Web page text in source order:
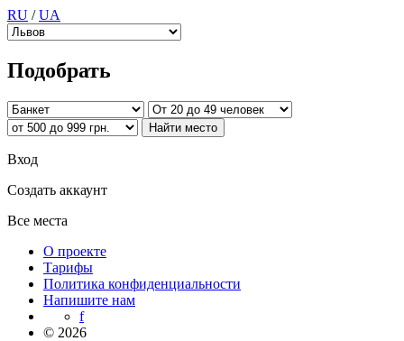
RU /UA
Подобрать
Вход
Создать аккаунт
Все места
О проекте
Тарифы
Политика конфиденциальности
Напишите нам
f
© 2026